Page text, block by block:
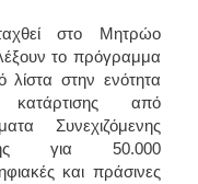
στο Μητρώο
το πρόγραμμα
λίστα στην ενότητα
κατάρτισης από
Συνεχιζόμενης
για 50.000
και πράσινες